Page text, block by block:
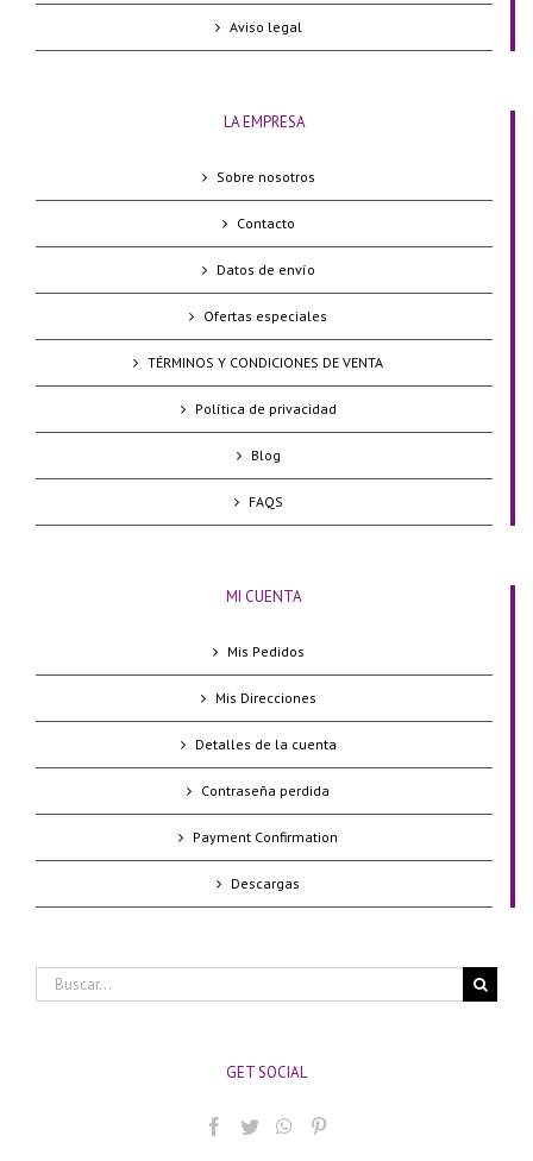
Aviso legal
LA EMPRESA
Sobre nosotros
Contacto
Datos de envío
Ofertas especiales
TÉRMINOS Y CONDICIONES DE VENTA
Política de privacidad
Blog
FAQS
MI CUENTA
Mis Pedidos
Mis Direcciones
Detalles de la cuenta
Contraseña perdida
Payment Confirmation
Descargas
Buscar:
GET SOCIAL